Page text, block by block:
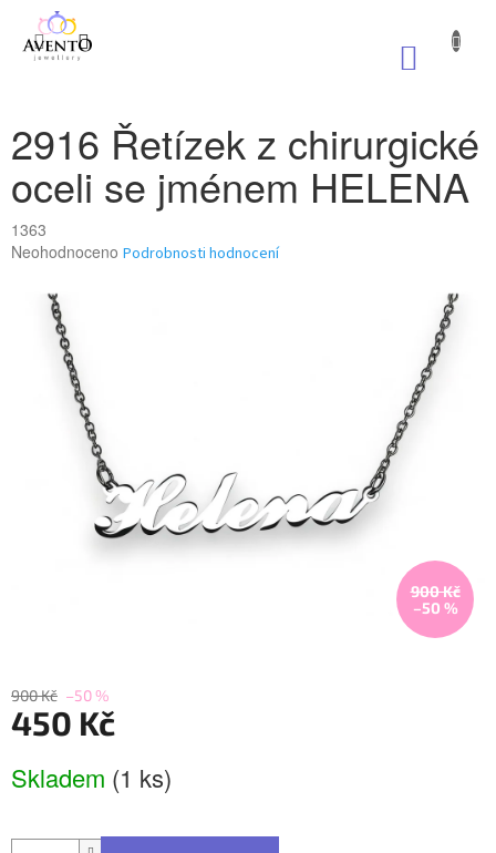
obsah
2916 Řetízek z chirurgické
oceli se jménem HELENA
1363
Průměrné
produktu
hvězdiček.
Neohodnoceno Podrobnosti hodnocení
900 Kč
–50 %
900 Kč –50 %
450 Kč
cena:
Skladem (1 ks)